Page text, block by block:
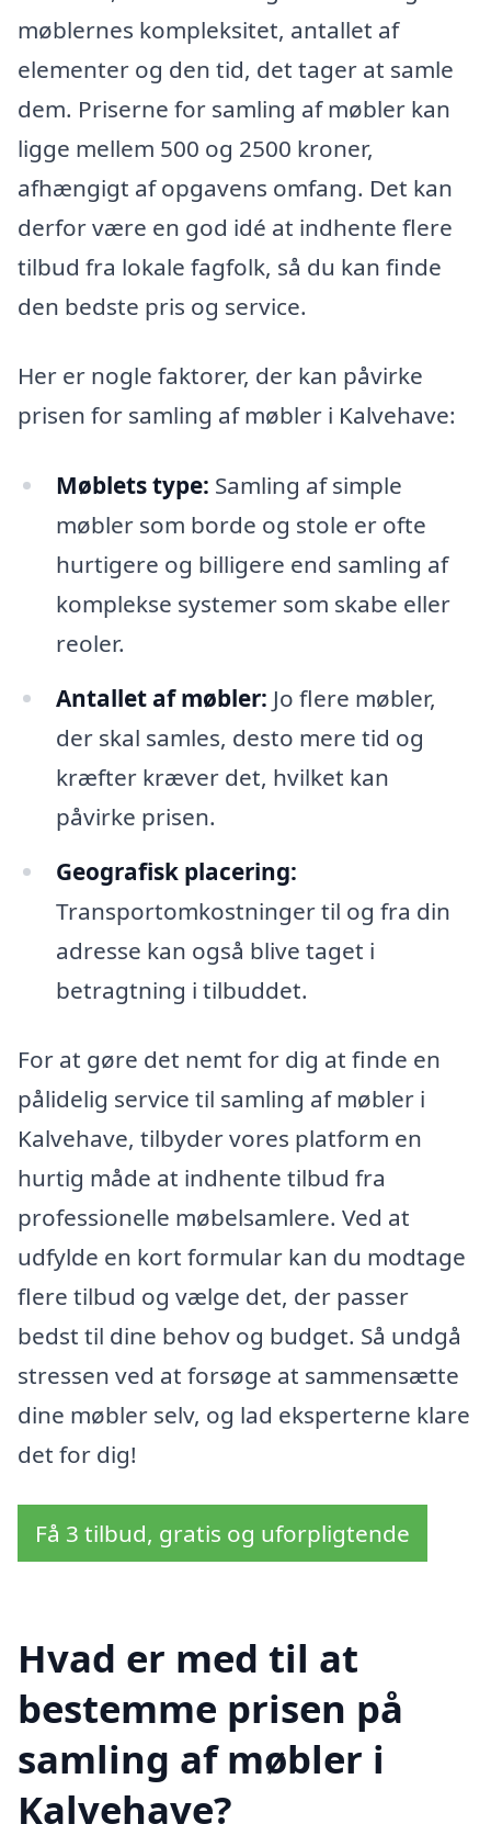
møblernes kompleksitet, antallet af
elementer og den tid, det tager at samle
dem. Priserne for samling af møbler kan
ligge mellem 500 og 2500 kroner,
afhængigt af opgavens omfang. Det kan
derfor være en god idé at indhente flere
tilbud fra lokale fagfolk, så du kan finde
den bedste pris og service.
Her er nogle faktorer, der kan påvirke
prisen for samling af møbler i Kalvehave:
Møblets type: Samling af simple
møbler som borde og stole er ofte
hurtigere og billigere end samling af
komplekse systemer som skabe eller
reoler.
Antallet af møbler: Jo flere møbler,
der skal samles, desto mere tid og
kræfter kræver det, hvilket kan
påvirke prisen.
Geografisk placering:
Transportomkostninger til og fra din
adresse kan også blive taget i
betragtning i tilbuddet.
For at gøre det nemt for dig at finde en
pålidelig service til samling af møbler i
Kalvehave, tilbyder vores platform en
hurtig måde at indhente tilbud fra
professionelle møbelsamlere. Ved at
udfylde en kort formular kan du modtage
flere tilbud og vælge det, der passer
bedst til dine behov og budget. Så undgå
stressen ved at forsøge at sammensætte
dine møbler selv, og lad eksperterne klare
det for dig!
Få 3 tilbud, gratis og uforpligtende
Hvad er med til at
bestemme prisen på
samling af møbler i
Kalvehave?